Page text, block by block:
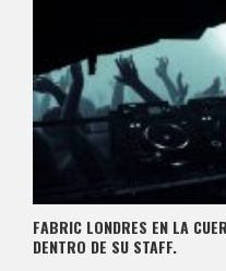
FABRIC LONDRES EN LA
DENTRO DE SU STAFF.